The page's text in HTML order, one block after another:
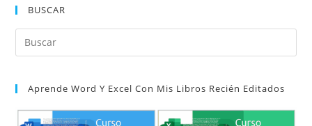
BUSCAR
Aprende Word Y Excel Con Mis Libros Recién Editados